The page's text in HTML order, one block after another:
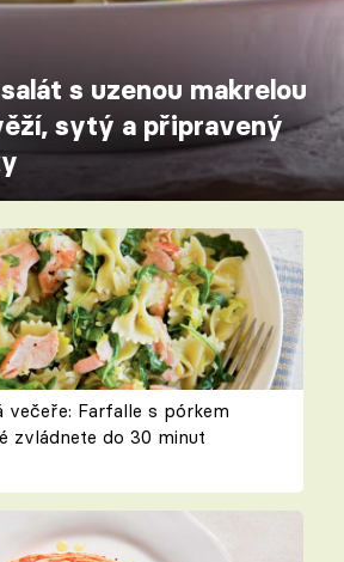
s uzenou makrelou
sytý a připravený
večeře: Farfalle s pórkem
zvládnete do 30 minut